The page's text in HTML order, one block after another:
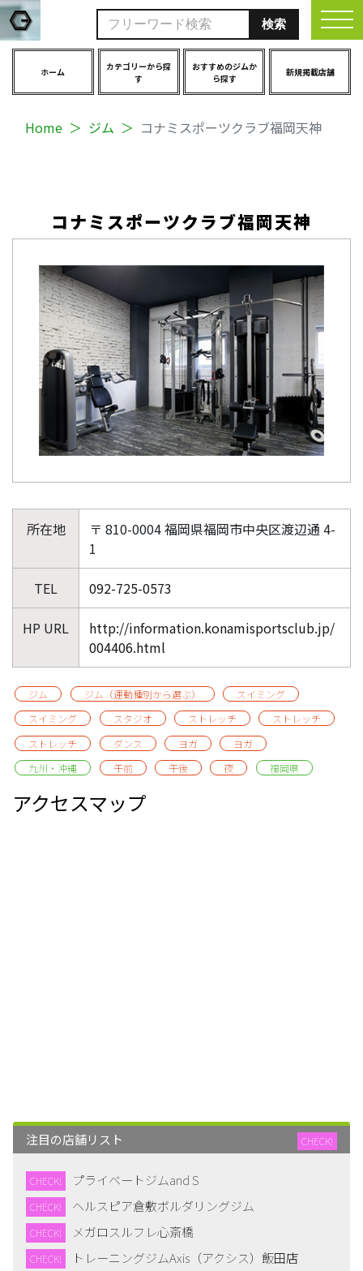
ホーム
カテゴリーから探
す
おすすめのジムか
ら探す
新規掲載店舗
Home ジム コナミスポーツクラブ福岡天神
コナミスポーツクラブ福岡天神
所在地
〒 810-0004 福岡県福岡市中央区渡辺通 4-
1
TEL 092-725-0573
HP URL
http://information.konamisportsclub.jp/
004406.html
ジム ジム（運動種別から選ぶ）
スイミング
スイミング
スタジオ ストレッチ
ストレッチ
ストレッチ
ダンス ヨガ
ヨガ
九州・沖縄
午前 午後 夜 福岡県
アクセスマップ
注目の店舗リスト CHECK!
CHECK! プライベートジムand S
CHECK! ヘルスピア倉敷ボルダリングジム
CHECK! メガロスルフレ心斎橋
CHECK! トレーニングジムAxis（アクシス）飯田店